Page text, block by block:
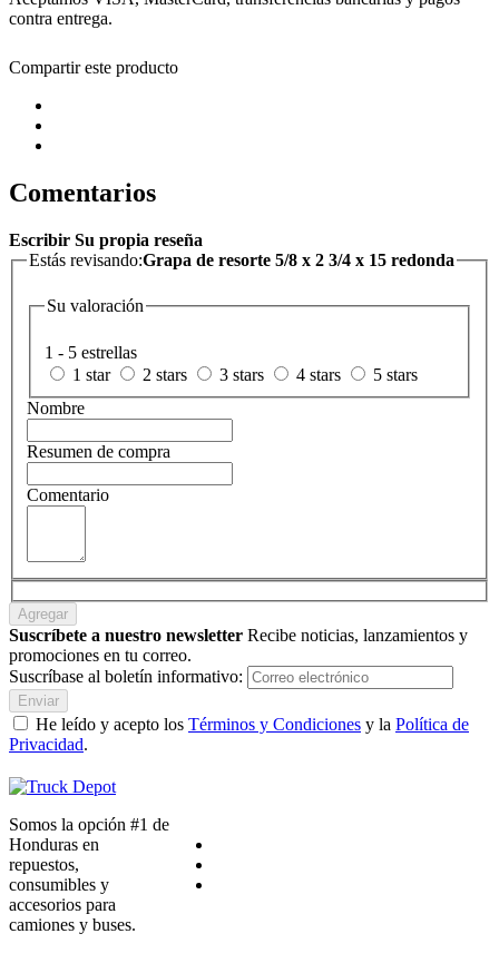
contra entrega.
Compartir este producto
Comentarios
Escribir Su propia reseña
Estás revisando:Grapa de resorte 5/8 x 2 3/4 x 15 redonda
Su valoración
1 - 5 estrellas
1 star
2 stars 3 stars 4 stars
5 stars
Nombre
Resumen de compra
Comentario
Agregar
Suscríbete a nuestro newsletter Recibe noticias, lanzamientos y
promociones en tu correo.
Suscríbase al boletín informativo:
Enviar
He leído y acepto los Términos y Condiciones y la Política de
Privacidad.
Somos la opción #1 de
Honduras en
repuestos,
consumibles y
accesorios para
camiones y buses.